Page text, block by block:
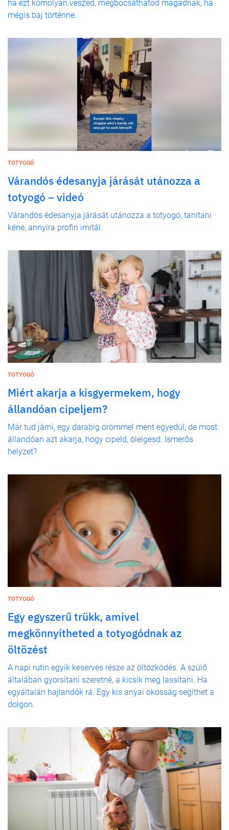
ha ezt komolyan veszed, megbocsáthatod magadnak, ha
mégis baj történne.
TOTYOGÓ
Várandós édesanyja járását utánozza a
totyogó – videó
Várandós édesanyja járását utánozza a totyogó, tanítani
kéne, annyira profin imitál.
TOTYOGÓ
Miért akarja a kisgyermekem, hogy
állandóan cipeljem?
Már tud járni, egy darabig örömmel ment egyedül, de most
állandóan azt akarja, hogy cipeld, ölelgesd. Ismerős
helyzet?
TOTYOGÓ
Egy egyszerű trükk, amivel
megkönnyítheted a totyogódnak az
öltözést
A napi rutin egyik keserves része az öltözködés. A szülő
általában gyorsítani szeretné, a kicsik meg lassítani. Ha
egyáltalán hajlandók rá. Egy kis anyai okosság segíthet a
dolgon.